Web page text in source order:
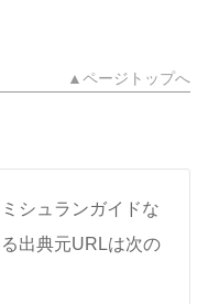
▲ページトップへ
シュランガイドな
出典元URLは次の